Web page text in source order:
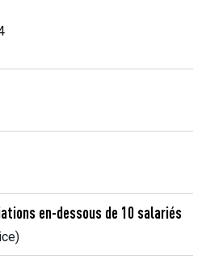
en-dessous de 10 salariés